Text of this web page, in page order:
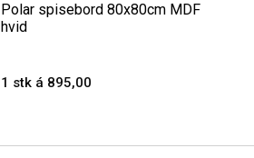
Polar spisebord 80x80cm MDF
hvid
1 stk á 895,00